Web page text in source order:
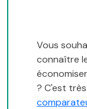
Vous
connaître
? C'est